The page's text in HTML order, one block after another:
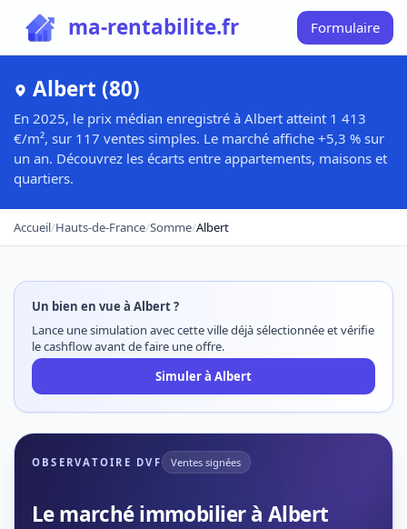
ma-rentabilite.fr Formulaire
Albert (80)
En 2025, le prix médian enregistré à Albert atteint 1 413
€/m², sur 117 ventes simples. Le marché affiche +5,3 % sur
un an. Découvrez les écarts entre appartements, maisons et
quartiers.
Accueil/Hauts-de-France/Somme/Albert
Un bien en vue à Albert ?
Lance une simulation avec cette ville déjà sélectionnée et vérifie
le cashflow avant de faire une offre.
Simuler à Albert
OBSERVATOIRE DVF Ventes signées
Le marché immobilier à Albert